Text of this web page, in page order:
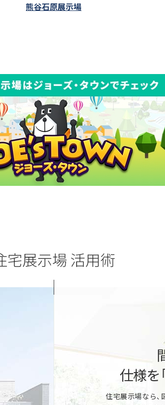
熊谷石原展示場
宅展示場 活用術
家づくりのスケジュール、ご
家づくりのプロが丁寧にご提案
「いつかは建てた
仕様を
住宅展示場なら
チン、洗面